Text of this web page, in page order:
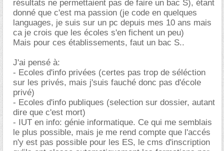
résultats ne permettaient pas de faire un bac S), étant
donné que c'est ma passion (je code en quelques
languages, je suis sur un pc depuis mes 10 ans mais
ca je crois que les écoles s'en fichent un peu)
Mais pour ces établissements, faut un bac S..
J'ai pensé à:
- Ecoles d'info privées (certes pas trop de séléction
sur les privés, mais j'suis fauché donc pas d'école
privé)
- Ecoles d'info publiques (selection sur dossier, autant
dire que c'est mort)
- IUT en info: génie informatique. Ce qui me semblais
le plus possible, mais je me rend compte que l'accés
n'y est pas possible pour les ES, le cms d'inscription